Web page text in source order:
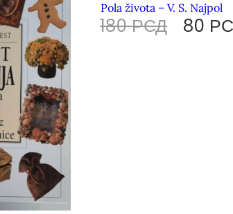
Pola života – V. S. Najpol
180РСД 80